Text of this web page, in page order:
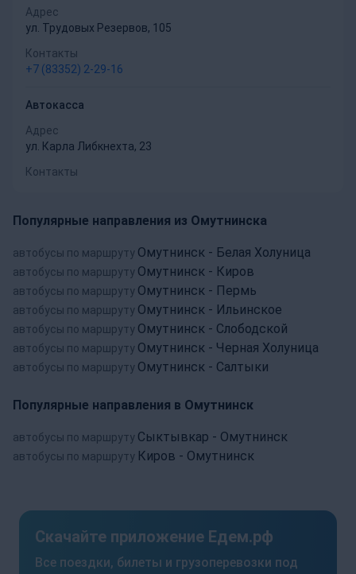
Адрес
ул. Трудовых Резервов, 105
Контакты
+7 (83352) 2-29-16
Автокасса
Адрес
ул. Карла Либкнехта, 23
Контакты
Популярные направления из Омутнинска
автобусы по маршруту Омутнинск - Белая Холуница
автобусы по маршруту Омутнинск - Киров
автобусы по маршруту Омутнинск - Пермь
автобусы по маршруту Омутнинск - Ильинское
автобусы по маршруту Омутнинск - Слободской
автобусы по маршруту Омутнинск - Черная Холуница
автобусы по маршруту Омутнинск - Салтыки
Популярные направления в Омутнинск
автобусы по маршруту Сыктывкар - Омутнинск
автобусы по маршруту Киров - Омутнинск
Скачайте приложение Едем.рф
Все поездки, билеты и грузоперевозки под